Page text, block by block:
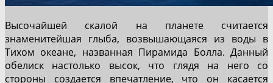
Высочайшей скалой на планете считается
знаменитейшая глыба, возвышающаяся из воды в
Тихом океане, названная Пирамида Болла. Данный
обелиск настолько высок, что глядя на него со
стороны создается впечатление, что он касается